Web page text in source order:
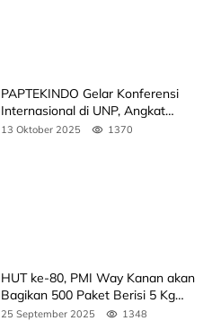
PAPTEKINDO Gelar Konferensi
Internasional di UNP, Angkat
Kolaborasi Pendidikan Vokasi,
13 Oktober 2025 1370
HUT ke-80, PMI Way Kanan akan
Bagikan 500 Paket Berisi 5 Kg
Beras
25 September 2025 1348